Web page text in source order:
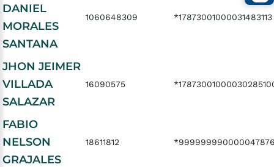
DANIEL
MORALES
SANTANA
1060648309 *17873001000031483113
JHON JEIMER
VILLADA
SALAZAR
16090575
FABIO
NELSON
GRAJALES
18611812